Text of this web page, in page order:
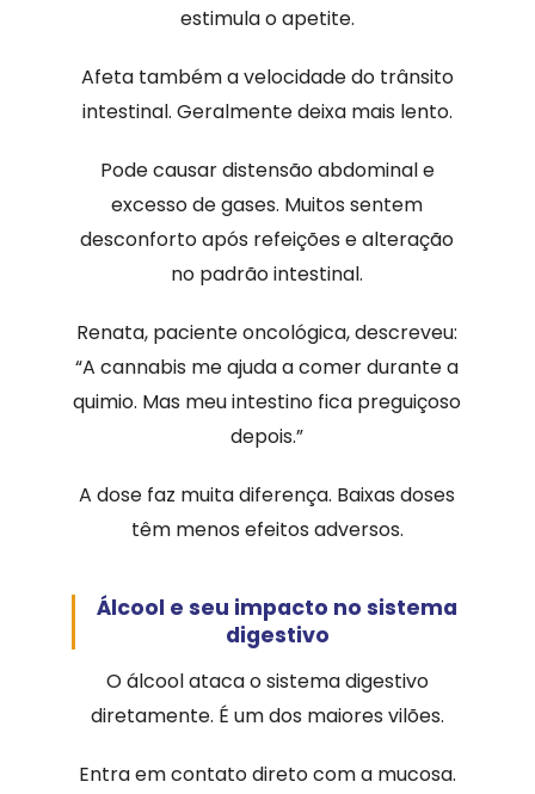
estimula o apetite.
Afeta também a velocidade do trânsito
intestinal. Geralmente deixa mais lento.
Pode causar distensão abdominal e
excesso de gases. Muitos sentem
desconforto após refeições e alteração
no padrão intestinal.
Renata, paciente oncológica, descreveu:
“A cannabis me ajuda a comer durante a
quimio. Mas meu intestino fica preguiçoso
depois.”
A dose faz muita diferença. Baixas doses
têm menos efeitos adversos.
Álcool e seu impacto no sistema
digestivo
O álcool ataca o sistema digestivo
diretamente. É um dos maiores vilões.
Entra em contato direto com a mucosa.